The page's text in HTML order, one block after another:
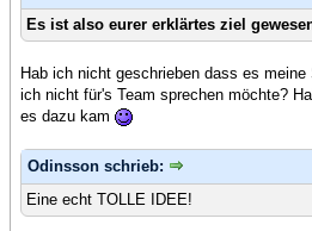
Es ist also eurer erklärtes ziel
Hab ich nicht geschrieben dass es
ich nicht für's Team sprechen möchte?
es dazu kam
Odinsson schrieb:
Eine echt TOLLE IDEE!